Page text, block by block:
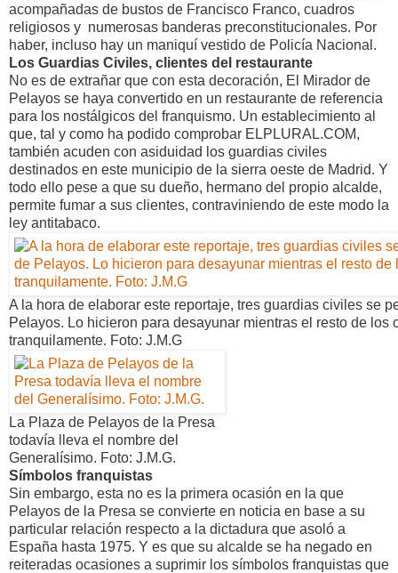
acompañadas de bustos de Francisco Franco, cuadros
religiosos y numerosas banderas preconstitucionales. Por
haber, incluso hay un maniquí vestido de Policía Nacional.
Los Guardias Civiles, clientes del restaurante
No es de extrañar que con esta decoración, El Mirador de
Pelayos se haya convertido en un restaurante de referencia
para los nostálgicos del franquismo. Un establecimiento al
que, tal y como ha podido comprobar ELPLURAL.COM,
también acuden con asiduidad los guardias civiles
destinados en este municipio de la sierra oeste de Madrid. Y
todo ello pese a que su dueño, hermano del propio alcalde,
permite fumar a sus clientes, contraviniendo de este modo la
ley antitabaco.
A la hora de elaborar este reportaje, tres guardias civiles se
Pelayos. Lo hicieron para desayunar mientras el resto de los
tranquilamente. Foto: J.M.G
La Plaza de Pelayos de la Presa
todavía lleva el nombre del
Generalísimo. Foto: J.M.G.
Símbolos franquistas
Sin embargo, esta no es la primera ocasión en la que
Pelayos de la Presa se convierte en noticia en base a su
particular relación respecto a la dictadura que asoló a
España hasta 1975. Y es que su alcalde se ha negado en
reiteradas ocasiones a suprimir los símbolos franquistas que